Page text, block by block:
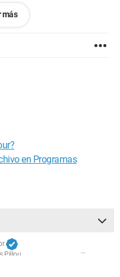
más
en Programas
Pillou